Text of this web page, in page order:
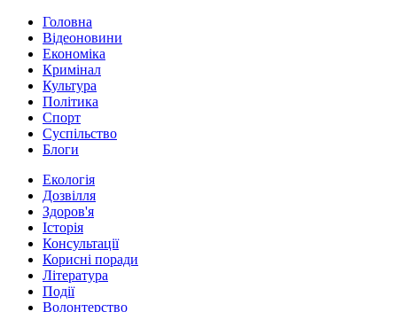
Головна
Відеоновини
Економіка
Кримінал
Культура
Політика
Спорт
Суспільство
Блоги
Екологія
Дозвілля
Здоров'я
Історія
Консультації
Корисні поради
Література
Події
Волонтерство